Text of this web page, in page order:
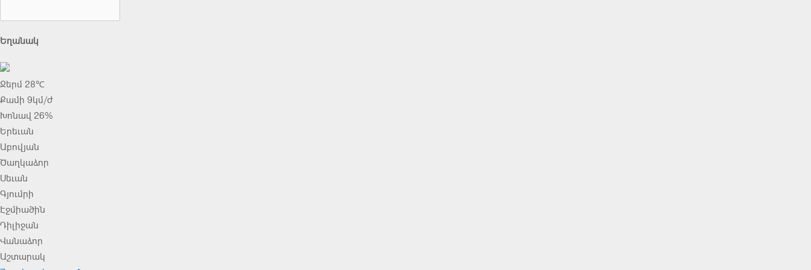
Եղանակ
Ջերմ 28℃
Քամի 9կմ/ժ
Խոնավ 26%
Երեւան
Աբովյան
Ծաղկաձոր
Սեւան
Գյումրի
Էջմիածին
Դիլիջան
Վանաձոր
Աշտարակ